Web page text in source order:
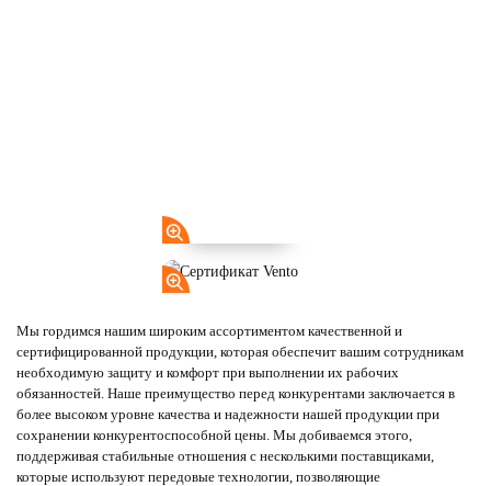
Мы гордимся нашим широким ассортиментом качественной и
сертифицированной продукции, которая обеспечит вашим сотрудникам
необходимую защиту и комфорт при выполнении их рабочих
обязанностей. Наше преимущество перед конкурентами заключается в
более высоком уровне качества и надежности нашей продукции при
сохранении конкурентоспособной цены. Мы добиваемся этого,
поддерживая стабильные отношения с несколькими поставщиками,
которые используют передовые технологии, позволяющие